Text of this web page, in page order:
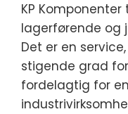
KP
lagerførende og
Det er en
stigende grad
fordelagtig for